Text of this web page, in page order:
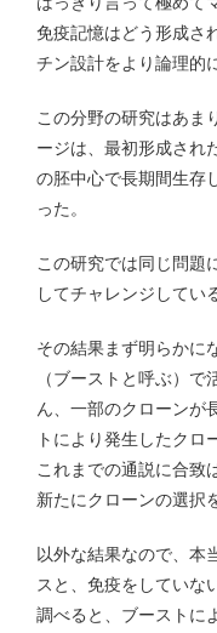
免疫記憶はどう形成さ
チン設計をより論理的
この分野の研究はあま
ージは、最初形成され
の胚中心で長期間生存
った。
この研究では同じ問題
してチャレンジしてい
その結果まず明らかに
（ブーストと呼ぶ）
ん、一部のクローンが
トにより発生したク
これまでの通説に合致
新たにクローンの選択
以外な結果なので、本
スと、免疫をしていな
調べると、ブーストに